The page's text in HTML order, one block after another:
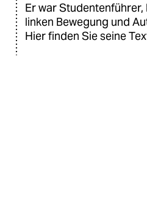
Er war
linken Bewegung und
Hier finden Sie seine